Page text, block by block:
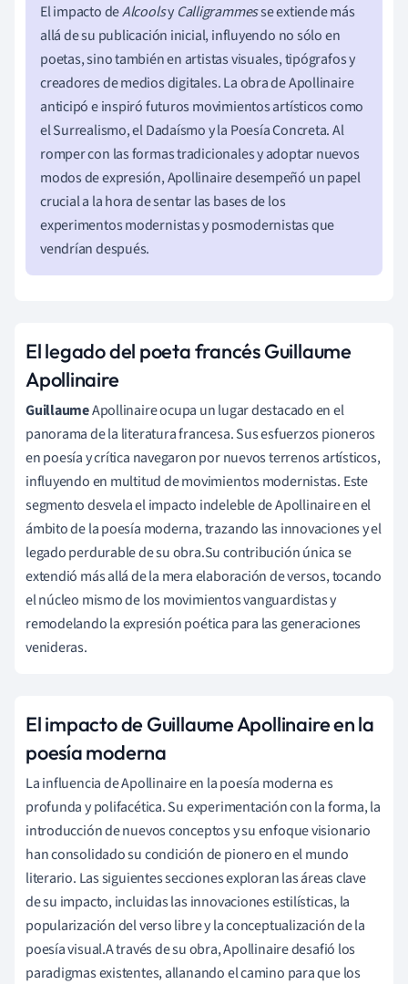
El impacto deAlcoolsy Calligrammesse extiende más
allá de su publicación inicial, influyendo no sólo en
poetas, sino también en artistas visuales, tipógrafos y
creadores de medios digitales. La obra de Apollinaire
anticipó e inspiró futuros movimientos artísticos como
el Surrealismo, el Dadaísmo y la Poesía Concreta. Al
romper con las formas tradicionales y adoptar nuevos
modos de expresión, Apollinaire desempeñó un papel
crucial a la hora de sentar las bases de los
experimentos modernistas y posmodernistas que
vendrían después.
El legado del poeta francés Guillaume
Apollinaire
GuillaumeApollinaire ocupa un lugar destacado en el
panorama de la literatura francesa. Sus esfuerzos pioneros
en poesía y crítica navegaron por nuevos terrenos artísticos,
influyendo en multitud de movimientos modernistas. Este
segmento desvela el impacto indeleble de Apollinaire en el
ámbito de la poesía moderna, trazando las innovaciones y el
legado perdurable de su obra.Su contribución única se
extendió más allá de la mera elaboración de versos, tocando
el núcleo mismo de los movimientos vanguardistas y
remodelando la expresión poética para las generaciones
venideras.
El impacto de Guillaume Apollinaire en la
poesía moderna
La influencia de Apollinaire en la poesía moderna es
profunda y polifacética. Su experimentación con la forma, la
introducción de nuevos conceptos y su enfoque visionario
han consolidado su condición de pionero en el mundo
literario. Las siguientes secciones exploran las áreas clave
de su impacto, incluidas las innovaciones estilísticas, la
popularización del verso libre y la conceptualización de la
poesía visual.A través de su obra, Apollinaire desafió los
paradigmas existentes, allanando el camino para que los